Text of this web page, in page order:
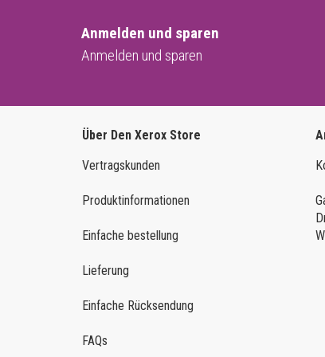
Anmelden und sparen
Anmelden und sparen
Über Den Xerox Store
Vertragskunden
Produktinformationen
Einfache bestellung
Lieferung
Einfache Rücksendung
FAQs